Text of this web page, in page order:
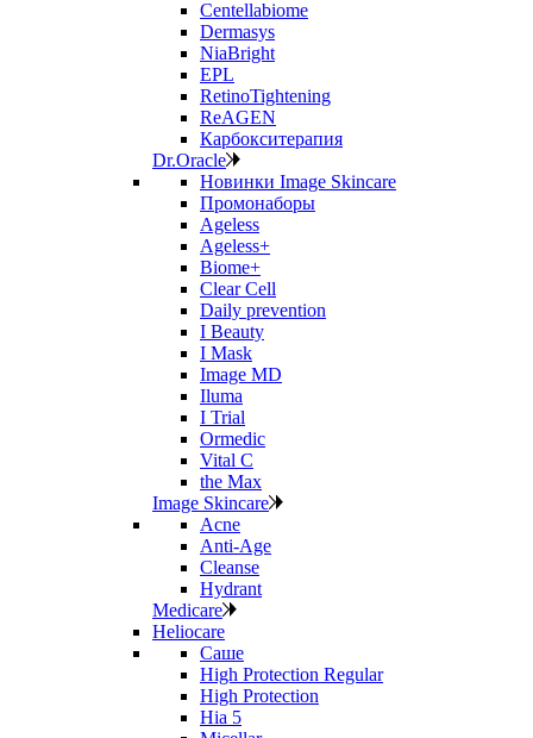
Centellabiome
Dermasys
NiaBright
EPL
RetinoTightening
ReAGEN
Карбокситерапия
Dr.Oracle
Новинки Image Skincare
Промонаборы
Ageless
Ageless+
Biome+
Clear Cell
Daily prevention
I Beauty
I Mask
Image MD
Iluma
I Trial
Ormedic
Vital C
the Max
Image Skincare
Acne
Anti‑Age
Cleanse
Hydrant
Medicare
Heliocare
Саше
High Protection Regular
High Protection
Hia 5